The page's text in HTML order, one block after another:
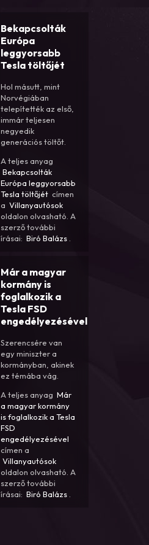
Bekapcsolták
Európa
leggyorsabb
Tesla töltőjét
Hol másutt, mint
Norvégiában
telepítették az első,
immár teljesen
negyedik
generációs töltőt.
A teljes anyag
Bekapcsolták
Európa leggyorsabb
Tesla töltőjét címen
a Villanyautósok
oldalon olvasható. A
szerző további
írásai: Biró Balázs
Már a magyar
kormány is
foglalkozik a
Tesla FSD
engedélyezésével
Szerencsére van
egy miniszter a
kormányban, akinek
ez témába vág.
A teljes anyag Már
a magyar kormány
is foglalkozik a Tesla
FSD
engedélyezésével
címen a
Villanyautósok
oldalon olvasható. A
szerző további
írásai: Biró Balázs